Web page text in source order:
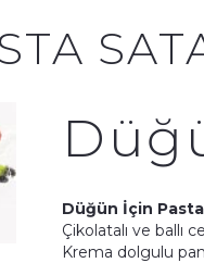
Düğün İçin
Çikolatalı ve ballı
Krema dolgulu